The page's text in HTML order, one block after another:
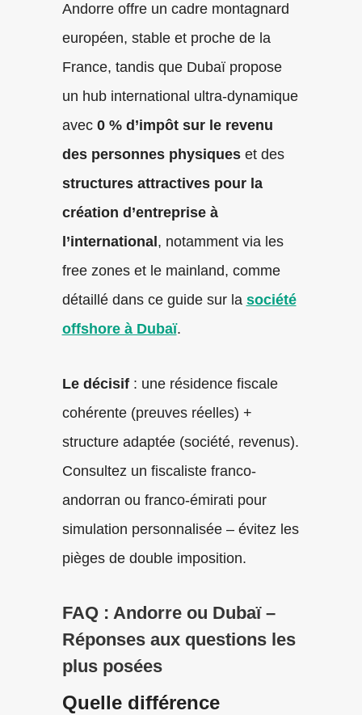
Andorre offre un cadre montagnard
européen, stable et proche de la
France, tandis que Dubaï propose
un hub international ultra-dynamique
avec 0 % d’impôt sur le revenu
des personnes physiqueset des
structures attractives pour la
création d’entreprise à
l’international , notamment via les
free zones et le mainland, comme
détaillé dans ce guide sur la société
offshore à Dubaï.
Le décisif: une résidence fiscale
cohérente (preuves réelles) +
structure adaptée (société, revenus).
Consultez un fiscaliste franco-
andorran ou franco-émirati pour
simulation personnalisée – évitez les
pièges de double imposition.
FAQ : Andorre ou Dubaï –
Réponses aux questions les
plus posées
Quelle différence